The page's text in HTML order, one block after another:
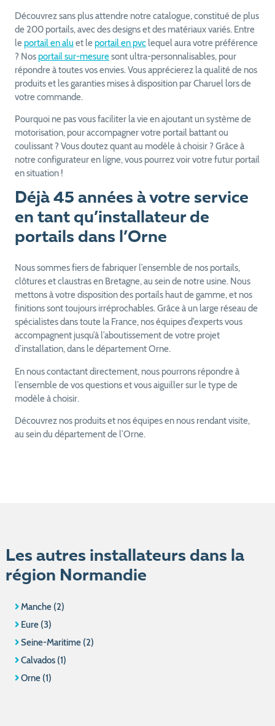
Découvrez sans plus attendre notre catalogue, constitué de plus
de 200 portails, avec des designs et des matériaux variés. Entre
le portail en alu et le portail en pvclequel aura votre préférence
? Nos portail sur-mesuresont ultra-personnalisables, pour
répondre à toutes vos envies. Vous apprécierez la qualité de nos
produits et les garanties mises à disposition par Charuel lors de
votre commande.
Pourquoi ne pas vous faciliter la vie en ajoutant un système de
motorisation, pour accompagner votre portail battant ou
coulissant ? Vous doutez quant au modèle à choisir ? Grâce à
notre configurateur en ligne, vous pourrez voir votre futur portail
en situation !
Déjà 45 années à votre service
en tant qu’installateur de
portails dans l’Orne
Nous sommes fiers de fabriquer l’ensemble de nos portails,
clôtures et claustras en Bretagne, au sein de notre usine. Nous
mettons à votre disposition des portails haut de gamme, et nos
finitions sont toujours irréprochables. Grâce à un large réseau de
spécialistes dans toute la France, nos équipes d’experts vous
accompagnent jusqu’à l’aboutissement de votre projet
d’installation, dans le département Orne.
En nous contactant directement, nous pourrons répondre à
l’ensemble de vos questions et vous aiguiller sur le type de
modèle à choisir.
Découvrez nos produits et nos équipes en nous rendant visite,
au sein du département de l’Orne.
Les autres installateurs dans la
région Normandie
Manche (2)
Eure (3)
Seine-Maritime (2)
Calvados (1)
Orne (1)